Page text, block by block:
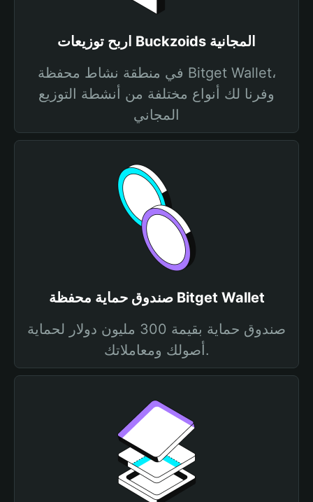
اربح توزيعات Buckzoids المجانية
في منطقة نشاط محفظة Bitget Wallet،
وفرنا لك أنواع مختلفة من أنشطة التوزيع
المجاني
صندوق حماية محفظة Bitget Wallet
صندوق حماية بقيمة 300 مليون دولار لحماية
أصولك ومعاملاتك.